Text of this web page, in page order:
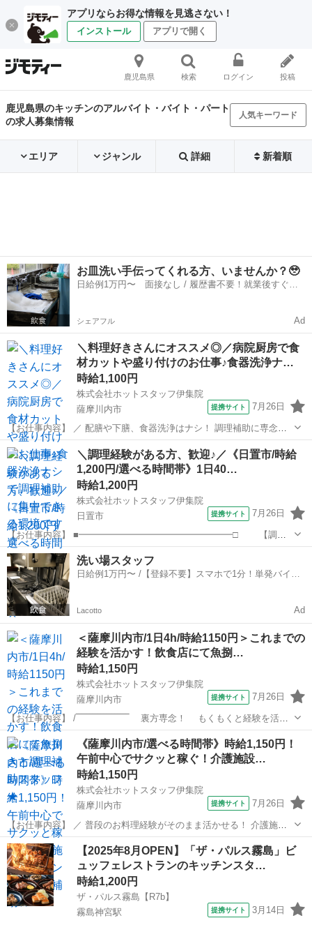
アプリならお得な情報を見逃さない！
インストール アプリで開く
鹿児島県 検索 ログイン 投稿
鹿児島県のキッチンのアルバイト・バイト・パート
の求人募集情報
人気キーワード
エリア ジャンル 詳細 新着順
お皿洗い手伝ってくれる方、いませんか？🥹
日給例1万円〜 面接なし / 履歴書不要！就業後すぐに
シェアフル Ad
＼料理好きさんにオススメ◎／病院厨房で食
材カットや盛り付けのお仕事♪食器洗浄ナ…
時給1,100円
株式会社ホットスタッフ伊集院
薩摩川内市
提携サイト 7月26日
【お仕事内容】 ／ 配膳や下膳、食器洗浄はナシ！ 調理補助に専念で
きる環境です★ ＼ 「料理が好き」 「安定して働きたい」 その気持ち
があれば、未経験からでも大歓迎！ まずは派遣からスタートして、 半
年後には直雇用（正社員...
鹿児島 薩摩川内市 キッチン
＼調理経験がある方、歓迎♪／《日置市/時給
1,200円/選べる時間帯》1日40…
時給1,200円
株式会社ホットスタッフ伊集院
日置市
提携サイト 7月26日
【お仕事内容】 ■━━━━━━━━━━━━━━━━━□ 【調理
の経験がある方、大歓迎♪】 1日35～45食程度の院内調理 免
許不問★即戦力の募集です！！
□━━━━━━━━━━━━━━━━━■ 具体的には・・・...
鹿児島 日置市 キッチン
洗い場スタッフ
日給例1万円〜 /【登録不要】スマホで1分！単発バイト
Lacotto Ad
＜薩摩川内市/1日4h/時給1150円＞これまでの
経験を活かす！飲食店にて魚捌…
時給1,150円
株式会社ホットスタッフ伊集院
薩摩川内市
提携サイト 7月26日
【お仕事内容】 /‾‾‾‾‾‾‾‾‾‾‾‾‾‾‾‾‾‾‾ 裏方専念！ もくもくと経験を活か
せる仕込み作業！ ＿＿＿＿＿＿＿＿＿＿＿＿＿＿＿＿＿＿＿/ お店の
厨房（バックヤード）にて、 仕込みを中心とした調理補助業務を ...
鹿児島 薩摩川内市 キッチン
《薩摩川内市/選べる時間帯》時給1,150円！
午前中心でサクッと稼ぐ！介護施設…
時給1,150円
株式会社ホットスタッフ伊集院
薩摩川内市
提携サイト 7月26日
【お仕事内容】 ／ 普段のお料理経験がそのまま活かせる！ 介護施設
の厨房で調理補助スタッフ募集★ 【6:00～12:00】または【6:00～
15:00】の 選べる働き方♪未経験も大歓迎！ ＼ 介護施設内の厨房に
て、 利用者...
鹿児島 薩摩川内市 キッチン
【2025年8月OPEN】「ザ・パルス霧島」ビ
ュッフェレストランのキッチンスタ…
時給1,200円
ザ・パルス霧島【R7b】
霧島神宮駅
提携サイト 3月14日